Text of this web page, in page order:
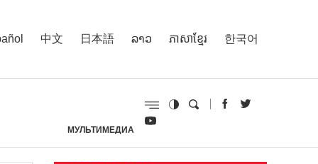
中文 日本語 ລາວ ភាសាខ្មែរ 한국어
МУЛЬТИМЕДИА